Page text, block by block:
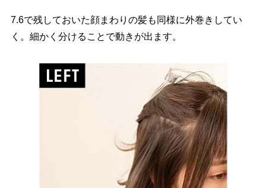
7.6で残しておいた顔まわりの髪も同様に外巻きしてい
く。細かく分けることで動きが出ます。